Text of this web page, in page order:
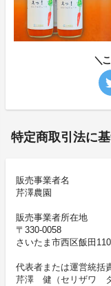
＼
特定商取引法に
販売事業者名
芹澤農園
販売事業者所在地
〒330-0058
さいたま市西区飯田
代表者または運営統括
芹澤 健（セリザワ タ